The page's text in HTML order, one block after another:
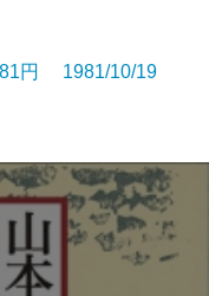
円 1981/10/19